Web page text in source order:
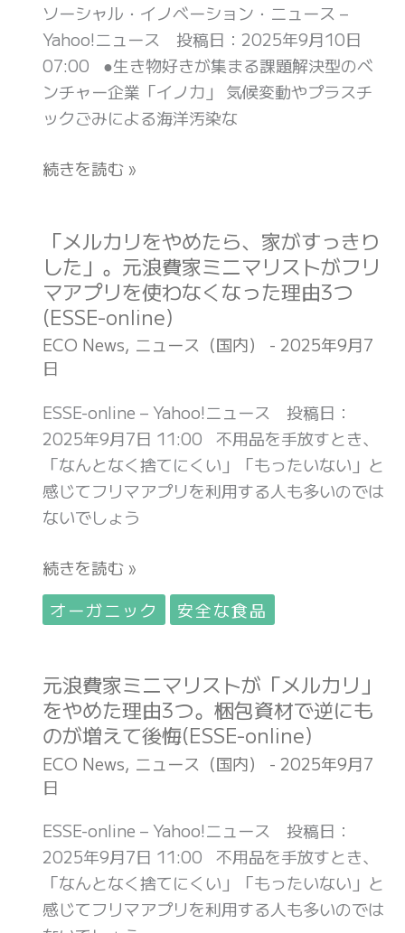
ナ
ル
ジ
オ
グ
フ
ク
日
本
版)
テ
ー
キ・
オ
シ
ト
キ
ャ
ビ
ア
な
ど
め
合
わ
せ
(食
産
業
新
社
ニ
ュ
ー
ス
ソーシャル・イノベーション・ニュース –
Yahoo!ニュース 投稿日：2025年9月10日
07:00 ●生き物好きが集まる課題解決型のベ
ンチャー企業「イノカ」 気候変動やプラスチ
ックごみによる海洋汚染な
海
の
生
物
大
好
き
団
に
世
界
が
注
｜
環
境
移
送
術
®
で
冬
の
サ
ン
ゴ
卵
世
界
初
続きを読む »
「メルカリをやめたら、家がすっきり
した」。元浪費家ミニマリストがフリ
マアプリを使わなくなった理由3つ
(ESSE-online)
ECO News, ニュース（国内） - 2025年9月7
日
ESSE-online – Yahoo!ニュース 投稿日：
2025年9月7日 11:00 不用品を手放すとき、
「なんとなく捨てにくい」「もったいない」と
感じてフリマアプリを利用する人も多いのでは
ないでしょう
「メ
ル
カ
リ
を
や
た
ら、
家
が
す
き
り
し
元
浪
費
家
ミ
マ
リ
ス
ト
続きを読む »
オーガニック
安全な食品
元浪費家ミニマリストが「メルカリ」
をやめた理由3つ。梱包資材で逆にも
のが増えて後悔(ESSE-online)
ECO News, ニュース（国内） - 2025年9月7
日
ESSE-online – Yahoo!ニュース 投稿日：
2025年9月7日 11:00 不用品を手放すとき、
「なんとなく捨てにくい」「もったいない」と
感じてフリマアプリを利用する人も多いのでは
元
浪
費
家
ミ
マ
リ
ス
ト